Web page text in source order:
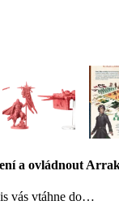
a ovládnout
vás vtáhne do…